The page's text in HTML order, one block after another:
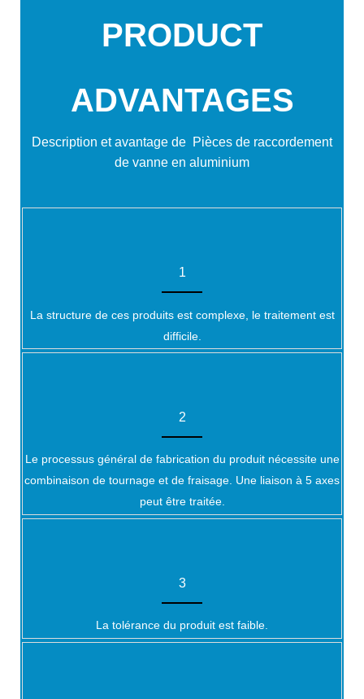
PRODUCT
ADVANTAGES
Description et avantage de Pièces de raccordement
de vanne en aluminium
1
La structure de ces produits est complexe, le traitement est
difficile.
2
Le processus général de fabrication du produit nécessite une
combinaison de tournage et de fraisage. Une liaison à 5 axes
peut être traitée.
3
La tolérance du produit est faible.